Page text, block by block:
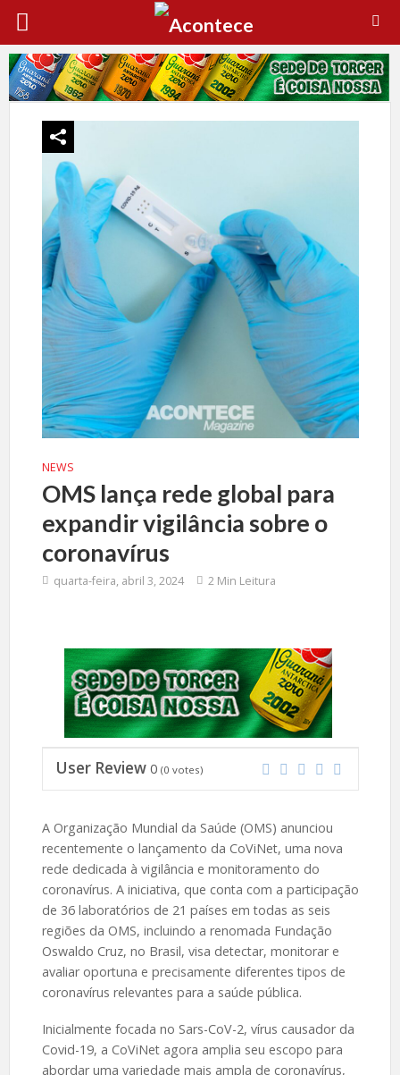
NEWS
OMS lança rede global para
expandir vigilância sobre o
coronavírus
quarta-feira, abril 3, 2024 2 Min Leitura
User Review 0 (0 votes)
A Organização Mundial da Saúde (OMS) anunciou
recentemente o lançamento da CoViNet, uma nova
rede dedicada à vigilância e monitoramento do
coronavírus. A iniciativa, que conta com a participação
de 36 laboratórios de 21 países em todas as seis
regiões da OMS, incluindo a renomada Fundação
Oswaldo Cruz, no Brasil, visa detectar, monitorar e
avaliar oportuna e precisamente diferentes tipos de
coronavírus relevantes para a saúde pública.
Inicialmente focada no Sars-CoV-2, vírus causador da
Covid-19, a CoViNet agora amplia seu escopo para
abordar uma variedade mais ampla de coronavírus,